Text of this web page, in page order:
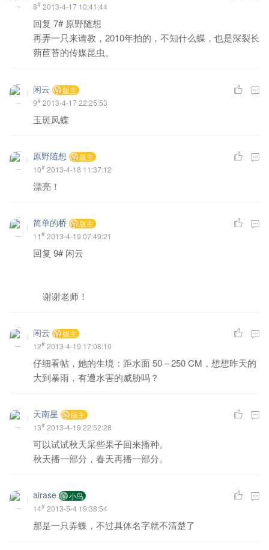
8# 2013-4-17 10:41:44
回复 7# 原野随想
再弄一只来请教，2010年拍的，不知什么蝶，也是深裂长
蒴苣苔的传媒昆虫。
闲云
版主
9# 2013-4-17 22:25:53
玉斑凤蝶
原野随想
版主
10# 2013-4-18 11:37:12
漂亮！
简单的桥
版主
11 # 2013-4-19 07:49:21
回复 9# 闲云
谢谢老师！
闲云
版主
12# 2013-4-19 17:08:10
仔细看帖，她的生境：距水面 50－250 CM，想想昨天的
大到暴雨，有遭水害的威胁吗？
天南星
版主
13# 2013-4-19 22:52:28
可以试试秋天采些果子回来播种。
秋天播一部分，春天再播一部分。
airase
小鸟
14# 2013-5-4 19:38:54
那是一只弄蝶，不过具体名字就不清楚了